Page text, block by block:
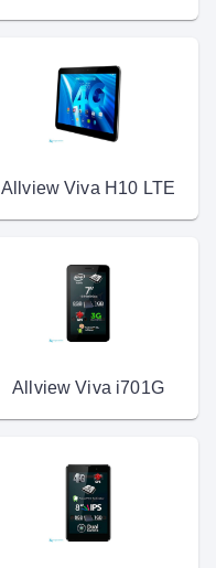
Allview Viva H10 LTE
Allview Viva i701G